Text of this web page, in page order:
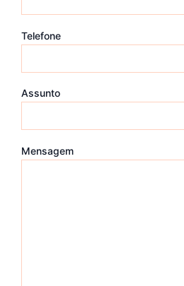
Telefone
Assunto
Mensagem